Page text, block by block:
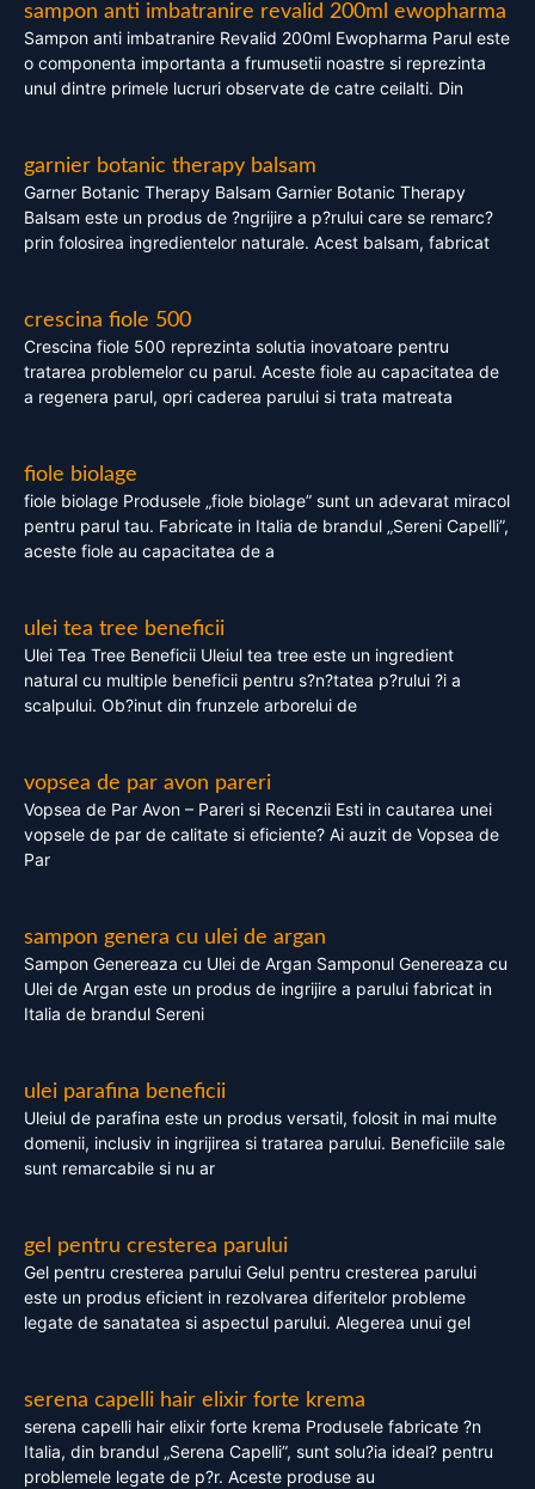
sampon anti imbatranire revalid 200ml ewopharma
Sampon anti imbatranire Revalid 200ml Ewopharma Parul este
o componenta importanta a frumusetii noastre si reprezinta
unul dintre primele lucruri observate de catre ceilalti. Din
garnier botanic therapy balsam
Garner Botanic Therapy Balsam Garnier Botanic Therapy
Balsam este un produs de ?ngrijire a p?rului care se remarc?
prin folosirea ingredientelor naturale. Acest balsam, fabricat
crescina fiole 500
Crescina fiole 500 reprezinta solutia inovatoare pentru
tratarea problemelor cu parul. Aceste fiole au capacitatea de
a regenera parul, opri caderea parului si trata matreata
fiole biolage
fiole biolage Produsele „fiole biolage” sunt un adevarat miracol
pentru parul tau. Fabricate in Italia de brandul „Sereni Capelli”,
aceste fiole au capacitatea de a
ulei tea tree beneficii
Ulei Tea Tree Beneficii Uleiul tea tree este un ingredient
natural cu multiple beneficii pentru s?n?tatea p?rului ?i a
scalpului. Ob?inut din frunzele arborelui de
vopsea de par avon pareri
Vopsea de Par Avon – Pareri si Recenzii Esti in cautarea unei
vopsele de par de calitate si eficiente? Ai auzit de Vopsea de
Par
sampon genera cu ulei de argan
Sampon Genereaza cu Ulei de Argan Samponul Genereaza cu
Ulei de Argan este un produs de ingrijire a parului fabricat in
Italia de brandul Sereni
ulei parafina beneficii
Uleiul de parafina este un produs versatil, folosit in mai multe
domenii, inclusiv in ingrijirea si tratarea parului. Beneficiile sale
sunt remarcabile si nu ar
gel pentru cresterea parului
Gel pentru cresterea parului Gelul pentru cresterea parului
este un produs eficient in rezolvarea diferitelor probleme
legate de sanatatea si aspectul parului. Alegerea unui gel
serena capelli hair elixir forte krema
serena capelli hair elixir forte krema Produsele fabricate ?n
Italia, din brandul „Serena Capelli”, sunt solu?ia ideal? pentru
problemele legate de p?r. Aceste produse au